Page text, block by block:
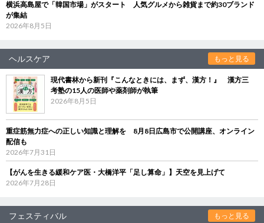
横浜高島屋で「韓国市場」がスタート 人気グルメから雑貨まで約30ブランド
が集結
2026年8月5日
ヘルスケア もっと見る
現代書林から新刊『こんなときには、まず、漢方！』 漢方三
考塾の15人の医師や薬剤師が執筆
2026年8月5日
重症筋無力症への正しい知識と理解を 8月8日広島市で公開講座、オンライン
配信も
2026年7月31日
【がんを生きる緩和ケア医・大橋洋平「足し算命」】天空を見上げて
2026年7月28日
フェスティバル もっと見る